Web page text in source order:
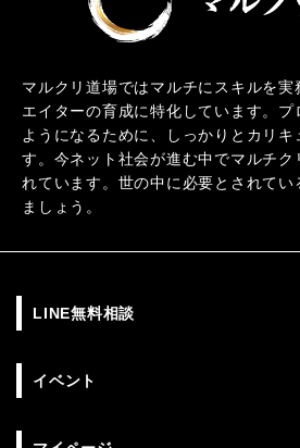
マルクリ道場ではマルチにスキルを実
エイターの育成に特化しています。
ようになるために、しっかりとカリキ
す。今ネット社会が進む中でマルチク
れています。世の中に必要とされてい
ましょう。
LINE無料相談
イベント